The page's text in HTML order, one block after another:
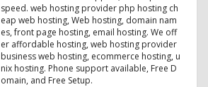
speed. web hosting provider php hosting ch
eap web hosting, Web hosting, domain nam
es, front page hosting, email hosting. We off
er affordable hosting, web hosting provider
business web hosting, ecommerce hosting, u
nix hosting. Phone support available, Free D
omain, and Free Setup.